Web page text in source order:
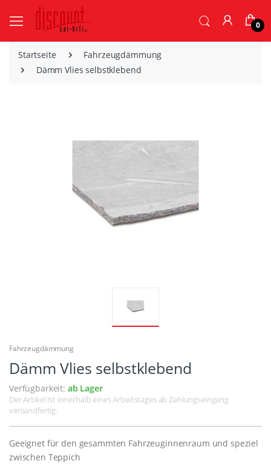
0
Startseite
Fahrzeugdämmung
Dämm Vlies selbstklebend
Fahrzeugdämmung
Dämm Vlies selbstklebend
Verfügbarkeit: ab Lager
Der Artikel ist innerhalb eines Arbeitstages ab Zahlungseingang
versandfertig.
Geeignet für den gesammten Fahrzeuginnenraum und speziel
zwischen Teppich